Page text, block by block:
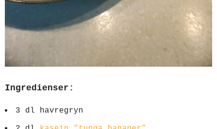
Ingredienser:
3 dl havregryn